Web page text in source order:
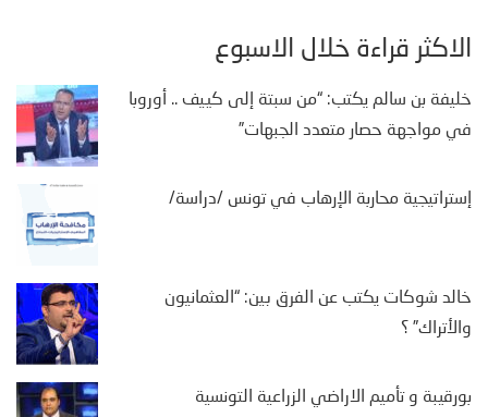
الأكثر قراءة خلال الأسبوع
خليفة بن سالم يكتب: “من سبتة إلى كييف .. أوروبا
في مواجهة حصار متعدد الجبهات”
إستراتيجية محاربة الإرهاب في تونس /دراسة/
خالد شوكات يكتب عن الفرق بين: “العثمانيون
والأتراك” ؟
بورقيبة و تأميم الاراضي الزراعية التونسية